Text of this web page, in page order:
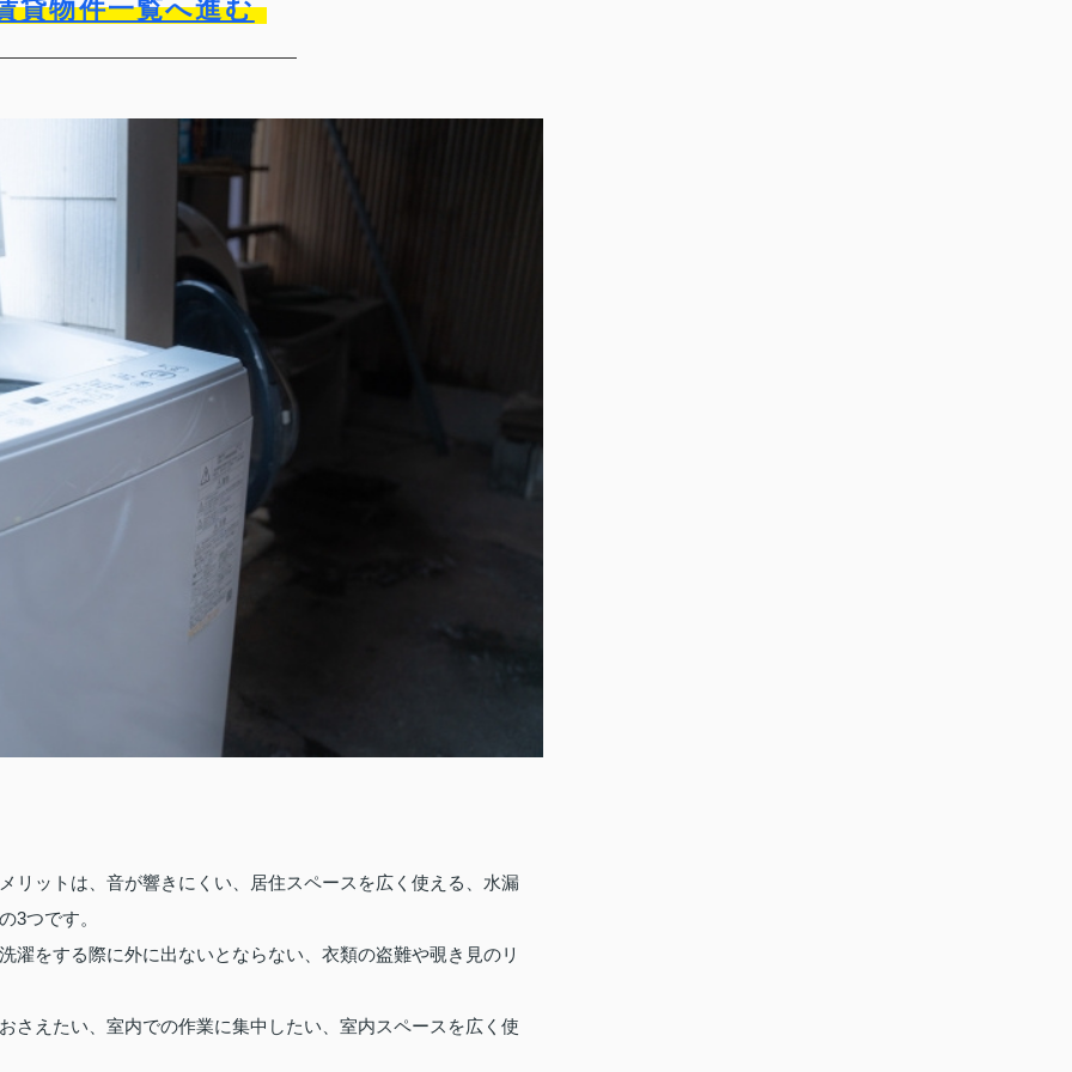
貸物件一覧へ進む
リットは、音が響きにくい、居住スペースを広く使える、水漏
3つです。
濯をする際に外に出ないとならない、衣類の盗難や覗き見のリ
さえたい、室内での作業に集中したい、室内スペースを広く使